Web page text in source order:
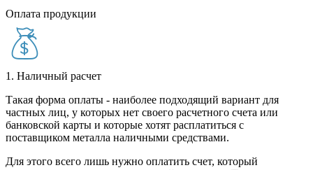
Оплата продукции
1. Наличный расчет
Такая форма оплаты - наиболее подходящий вариант для
частных лиц, у которых нет своего расчетного счета или
банковской карты и которые хотят расплатиться с
поставщиком металла наличными средствами.
Для этого всего лишь нужно оплатить счет, который